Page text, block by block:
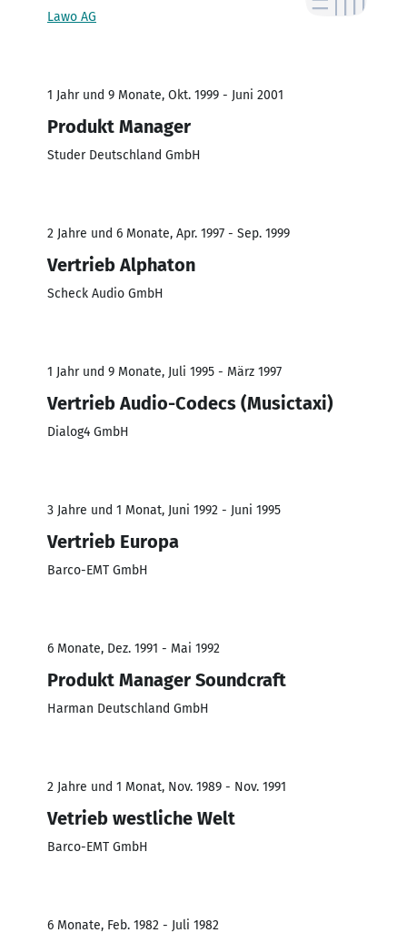
Lawo AG
1 Jahr und 9 Monate, Okt. 1999 - Juni 2001
Produkt Manager
Studer Deutschland GmbH
2 Jahre und 6 Monate, Apr. 1997 - Sep. 1999
Vertrieb Alphaton
Scheck Audio GmbH
1 Jahr und 9 Monate, Juli 1995 - März 1997
Vertrieb Audio-Codecs (Musictaxi)
Dialog4 GmbH
3 Jahre und 1 Monat, Juni 1992 - Juni 1995
Vertrieb Europa
Barco-EMT GmbH
6 Monate, Dez. 1991 - Mai 1992
Produkt Manager Soundcraft
Harman Deutschland GmbH
2 Jahre und 1 Monat, Nov. 1989 - Nov. 1991
Vetrieb westliche Welt
Barco-EMT GmbH
6 Monate, Feb. 1982 - Juli 1982